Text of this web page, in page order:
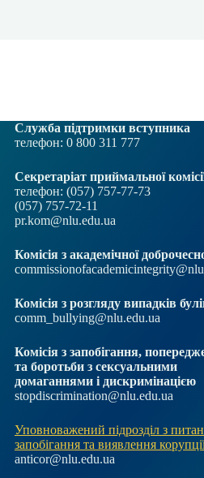
Служба підтримки вступника
телефон: 0 800 311 777
Секретаріат приймальної
телефон: (057) 757-77-73
(057) 757-72-11
pr.kom@nlu.edu.ua
Комісія з академічної
Комісія з розгляду випадків
comm_bullying@nlu.edu.ua
Комісія з запобігання,
та боротьби з сексуальними
домаганнями і дискримінацією
stopdiscrimination@nlu.edu.ua
Уповноважений підрозділ з
запобігання та виявлення
anticor@nlu.edu.ua